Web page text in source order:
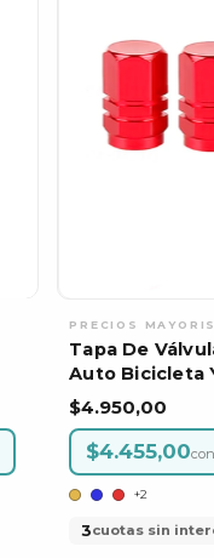
Tapa De
Auto Bicicleta
Unidades
$4.950,00
$4.455,00con
+2
3cuotas sin